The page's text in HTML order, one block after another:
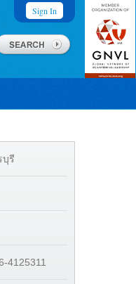
Sign In
บุรี
4125311